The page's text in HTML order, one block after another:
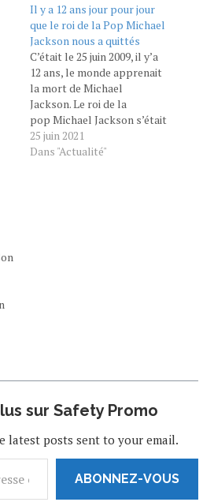
Il y a 12 ans jour pour jour
que le roi de la Pop Michael
Jackson nous a quittés
C’était le 25 juin 2009, il y’a
12 ans, le monde apprenait
la mort de Michael
Jackson. Le roi de la
pop Michael Jackson s’était
éteint tragiquement à 50
ans seulement dans sa
25 juin 2021
Dans "Actualité"
sur Safety Promo
latest posts sent to your email.
ABONNEZ-VOUS